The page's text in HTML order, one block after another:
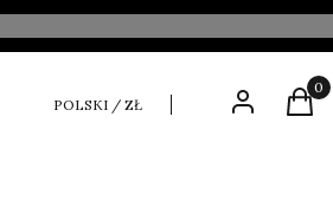
POLSKI / ZŁ Zaloguj się